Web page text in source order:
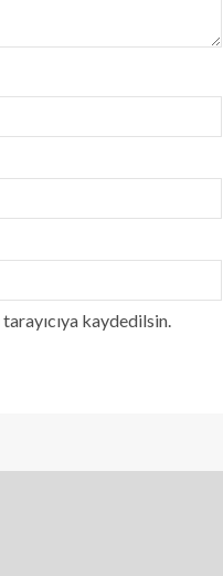
kaydedilsin.